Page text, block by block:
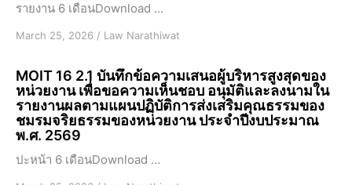
รายงาน 6 เดือนDownload …
March 25, 2026 / Law Narathiwat
MOIT 16 2.1 บันทึกข้อความเสนอผู้บริหารสูงสุดของ
หน่วยงาน เพื่อขอความเห็นชอบ อนุมัติและลงนามใน
รายงานผลตามแผนปฏิบัติการส่งเสริมคุณธรรมของ
ชมรมจริยธรรมของหน่วยงาน ประจำปีงบประมาณ
พ.ศ. 2569
ปะหน้า 6 เดือนDownload …